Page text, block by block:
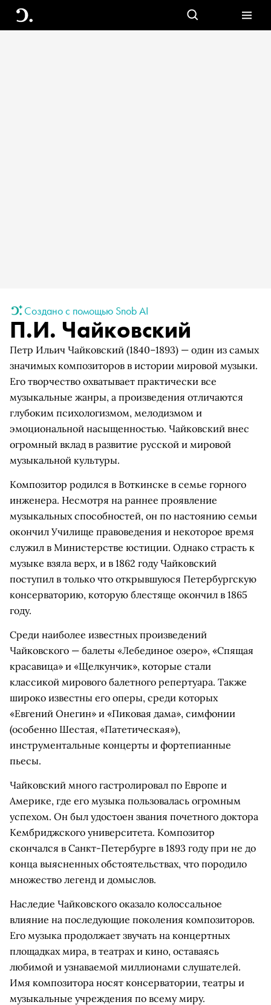
Создано с помощью Snob AI
П.И. Чайковский
Петр Ильич Чайковский (1840–1893) — один из самых
значимых композиторов в истории мировой музыки.
Его творчество охватывает практически все
музыкальные жанры, а произведения отличаются
глубоким психологизмом, мелодизмом и
эмоциональной насыщенностью. Чайковский внес
огромный вклад в развитие русской и мировой
музыкальной культуры.
Композитор родился в Воткинске в семье горного
инженера. Несмотря на раннее проявление
музыкальных способностей, он по настоянию семьи
окончил Училище правоведения и некоторое время
служил в Министерстве юстиции. Однако страсть к
музыке взяла верх, и в 1862 году Чайковский
поступил в только что открывшуюся Петербургскую
консерваторию, которую блестяще окончил в 1865
году.
Среди наиболее известных произведений
Чайковского — балеты «Лебединое озеро», «Спящая
красавица» и «Щелкунчик», которые стали
классикой мирового балетного репертуара. Также
широко известны его оперы, среди которых
«Евгений Онегин» и «Пиковая дама», симфонии
(особенно Шестая, «Патетическая»),
инструментальные концерты и фортепианные
пьесы.
Чайковский много гастролировал по Европе и
Америке, где его музыка пользовалась огромным
успехом. Он был удостоен звания почетного доктора
Кембриджского университета. Композитор
скончался в Санкт-Петербурге в 1893 году при не до
конца выясненных обстоятельствах, что породило
множество легенд и домыслов.
Наследие Чайковского оказало колоссальное
влияние на последующие поколения композиторов.
Его музыка продолжает звучать на концертных
площадках мира, в театрах и кино, оставаясь
любимой и узнаваемой миллионами слушателей.
Имя композитора носят консерватории, театры и
музыкальные учреждения по всему миру.